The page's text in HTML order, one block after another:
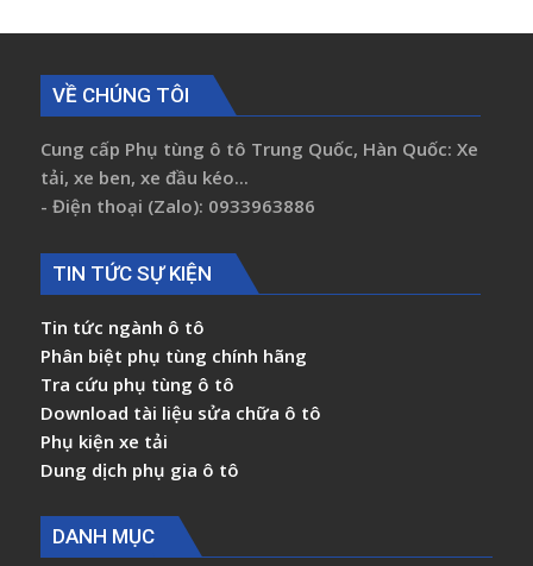
VỀ CHÚNG TÔI
Cung cấp Phụ tùng ô tô Trung Quốc, Hàn Quốc: Xe
tải, xe ben, xe đầu kéo...
- Điện thoại (Zalo): 0933963886
TIN TỨC SỰ KIỆN
Tin tức ngành ô tô
Phân biệt phụ tùng chính hãng
Tra cứu phụ tùng ô tô
Download tài liệu sửa chữa ô tô
Phụ kiện xe tải
Dung dịch phụ gia ô tô
DANH MỤC